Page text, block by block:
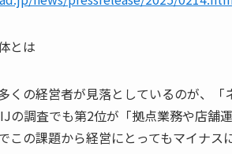
とは
くの経営者が見落としているのが、
の調査でも第2位が「拠点業務や店舗
この課題から経営にとってもマイナス